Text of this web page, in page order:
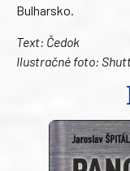
Bulharsko.
Text: Čedok
Ilustračné foto: